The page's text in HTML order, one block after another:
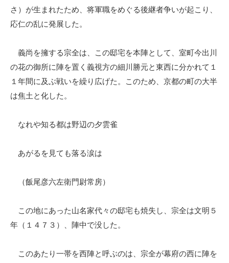
さ）が生まれたため、将軍職をめぐる後継者争いが起こり、
応仁の乱に発展した。
義尚を擁する宗全は、この邸宅を本陣として、室町今出川
の花の御所に陣を置く義視方の細川勝元と東西に分かれて１
１年間に及ぶ戦いを繰り広げた。このため、京都の町の大半
は焦土と化した。
なれや知る都は野辺の夕雲雀
あがるを見ても落る涙は
（飯尾彦六左衛門尉常房）
この地にあった山名家代々の邸宅も焼失し、宗全は文明５
年（１４７３）、陣中で没した。
このあたり一帯を西陣と呼ぶのは、宗全が幕府の西に陣を